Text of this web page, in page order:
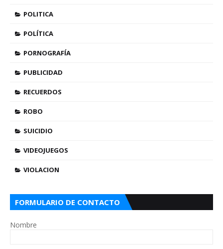
POLITICA
POLÍTICA
PORNOGRAFÍA
PUBLICIDAD
RECUERDOS
ROBO
SUICIDIO
VIDEOJUEGOS
VIOLACION
FORMULARIO DE CONTACTO
Nombre